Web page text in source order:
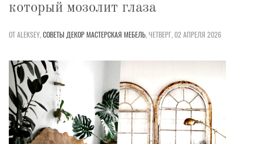
который мозолит глаза
ОТ ALEKSEY,СОВЕТЫ ДЕКОРМАСТЕРСКАЯ МЕБЕЛЬ,ЧЕТВЕРГ, 02 АПРЕЛЯ 2026